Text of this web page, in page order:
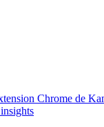
Chrome de